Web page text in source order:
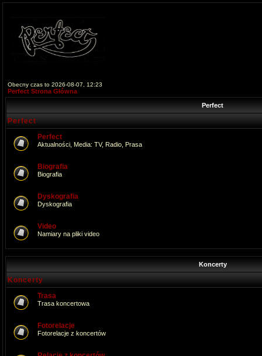
Obecny czas to 2026-08-07, 12:23
Perfect Strona Główna
Perfect
Perfect
Perfect
Aktualności, Media: TV, Radio, Prasa
Biografia
Biografia
Dyskografia
Dyskografia
Video
Namiary na pliki video
Koncerty
Koncerty
Trasa
Trasa koncertowa
Fotorelacje
Fotorelacje z koncertów